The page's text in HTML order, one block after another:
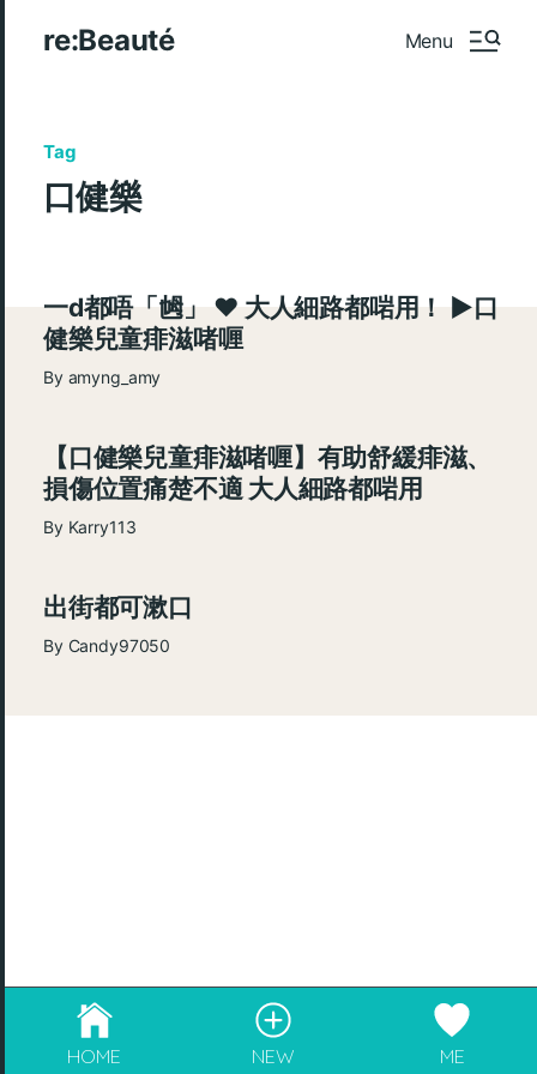
成為blogger，請電郵至 info@rebeaute.hk
re:Beauté Menu
Tag
口健樂
一d都唔「乸」 ♥ 大人細路都啱用！ ►口
健樂兒童痱滋啫喱
By amyng_amy
【口健樂兒童痱滋啫喱】有助舒緩痱滋、
損傷位置痛楚不適 大人細路都啱用
By Karry113
出街都可漱口
By Candy97050
© 2026re:Beauté
HOME NEW ME